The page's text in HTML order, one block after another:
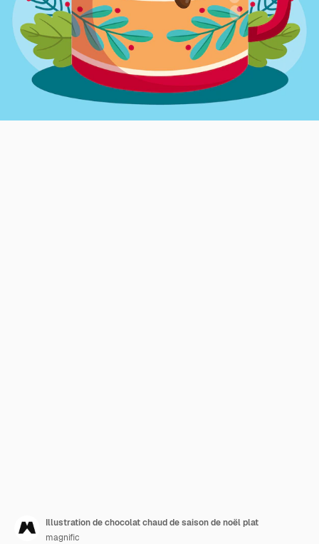
Illustration de chocolat chaud de saison de noël plat
magnific